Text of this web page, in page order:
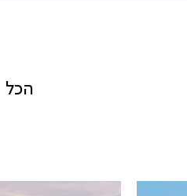
הכל